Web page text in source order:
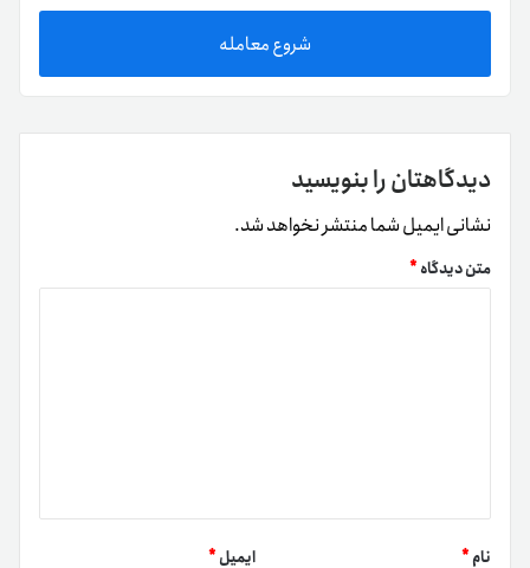
شروع معامله
دیدگاهتان را بنویسید
نشانی ایمیل شما منتشر نخواهد شد.
متن دیدگاه*
نام* ایمیل*